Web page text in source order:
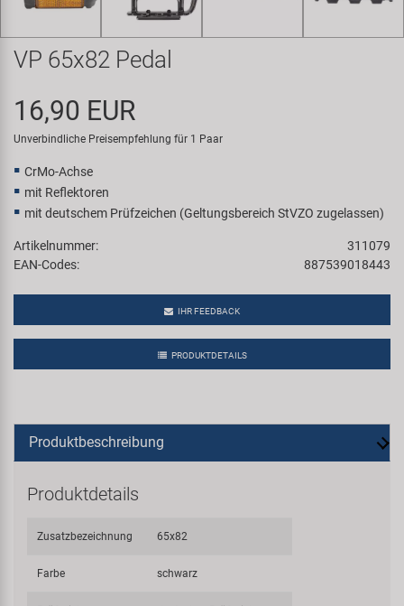
Samox
Smart
SRAM/RockShox
Trail-Gator
Velo
VP 65x82 Pedal
16,90 EUR
Unverbindliche Preisempfehlung für 1 Paar
CrMo-Achse
mit Reflektoren
mit deutschem Prüfzeichen (Geltungsbereich StVZO zugelassen)
Artikelnummer:
311079
EAN-Codes:
887539018443
IHR FEEDBACK
PRODUKTDETAILS
Produktbeschreibung
Produktdetails
Zusatzbezeichnung 65x82
Farbe schwarz